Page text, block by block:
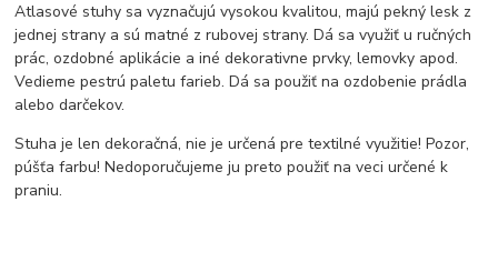
Atlasové stuhy sa vyznačujú vysokou kvalitou, majú pekný lesk z
jednej strany a sú matné z rubovej strany. Dá sa využiť u ručných
prác, ozdobné aplikácie a iné dekorativne prvky, lemovky apod.
Vedieme pestrú paletu farieb. Dá sa použiť na ozdobenie prádla
alebo darčekov.
Stuha je len dekoračná, nie je určená pre textilné využitie! Pozor,
púšťa farbu! Nedoporučujeme ju preto použiť na veci určené k
praniu.